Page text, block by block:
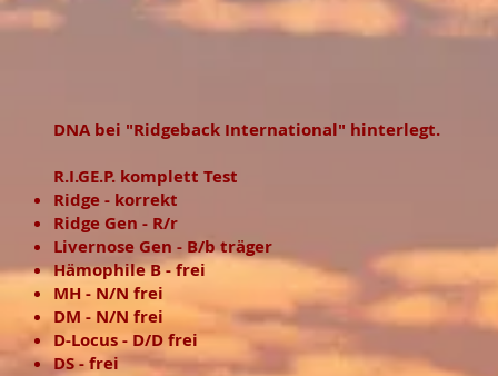
DNA bei "Ridgeback International" hinterlegt.
R.I.GE.P. komplett Test
Ridge - korrekt
Ridge Gen - R/r
Livernose Gen - B/b träger
Hämophile B - frei
MH - N/N frei
DM - N/N frei
D-Locus - D/D frei
DS - frei